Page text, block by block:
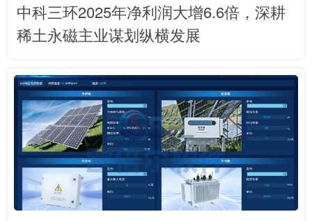
中科三环2025年净利润大增6.6倍，深耕
稀土永磁主业谋划纵横发展